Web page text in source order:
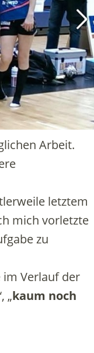
Arbeit.
letztem
mich vorletzte
zu
Verlauf der
„kaum noch